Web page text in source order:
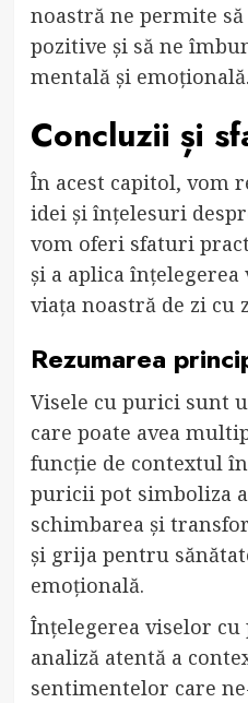
noastră ne permite
pozitive și să ne
mentală și emoțională.
Concluzii și
În acest capitol, vom
idei și înțelesuri
vom oferi sfaturi
și a aplica
viața noastră de zi cu
Rezumarea
Visele cu purici sunt
care poate avea
funcție de contextul
puricii pot simboliza
schimbarea și
și grija pentru
emoțională.
Înțelegerea viselor
analiză atentă a
sentimentelor care